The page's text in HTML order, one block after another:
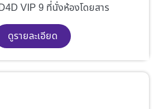
VIP 9 ที่นั่งห้องโดยสาร
ดูรายละเอียด